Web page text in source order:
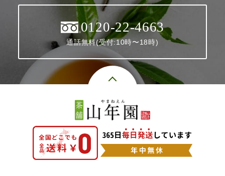
0120-22-4663
通話無料(受付:10時〜18時)